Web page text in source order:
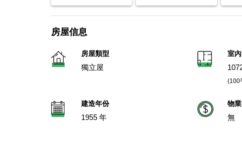
房屋信息
房屋類型
獨立屋
室
(100
建造年份
1955 年
物
無